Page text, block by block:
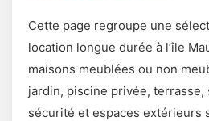
Cette page regroupe une
location longue durée à l’île
maisons meublées ou non
jardin, piscine privée, terrasse,
sécurité et espaces extérieurs